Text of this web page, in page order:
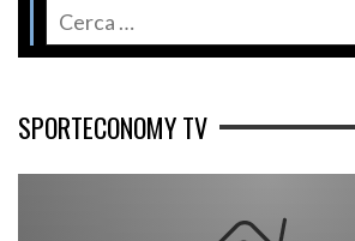
SPORTECONOMY TV